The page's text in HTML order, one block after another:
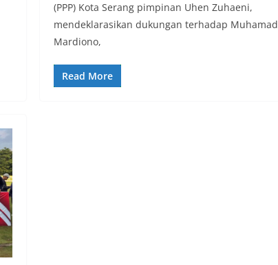
(PPP) Kota Serang pimpinan Uhen Zuhaeni,
mendeklarasikan dukungan terhadap Muhamad
Mardiono,
Read More